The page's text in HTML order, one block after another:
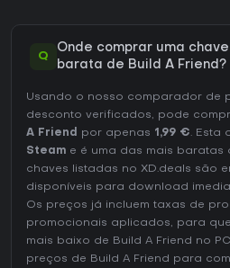
Q
Onde comprar uma
barata de Build A Friend?
Usando o nosso comparador de
desconto verificados, pode
A Friend
por apenas 1,99 €. Esta
Steam e é uma das mais baratas
chaves listadas no XD.deals são
disponíveis para download
Os preços já incluem taxas de
promocionais aplicados, para
mais baixo de Build A Friend no PC
preços de Build A Friend para